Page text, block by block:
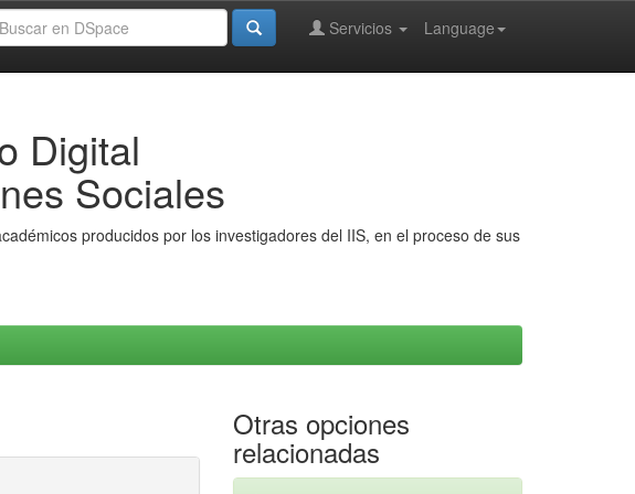
Language
Servicios
Digital
Sociales
producidos por los investigadores del IIS, en el proceso de sus
Otras opciones
relacionadas